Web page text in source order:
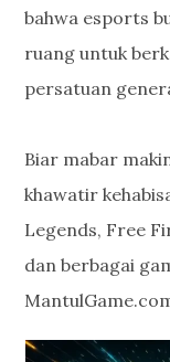
bahwa esports
ruang untuk
persatuan
Biar mabar
khawatir
Legends, Free
dan berbagai